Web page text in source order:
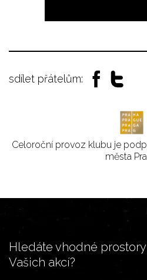
sdílet přátelům:
Celoroční provoz klubu je
města
Hledáte vhodné
Vašich akcí?